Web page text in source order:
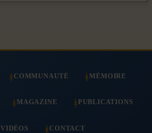
COMMUNAUTÉ MÉMOIRE
MAGAZINE PUBLICATIONS
VIDÉOS CONTACT